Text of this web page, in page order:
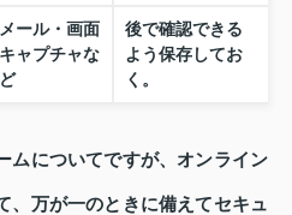
メール・画面
キャプチャな
ど
後で確認できる
よう保存してお
く。
ムについてですが、オンライン
、万が一のときに備えてセキュ